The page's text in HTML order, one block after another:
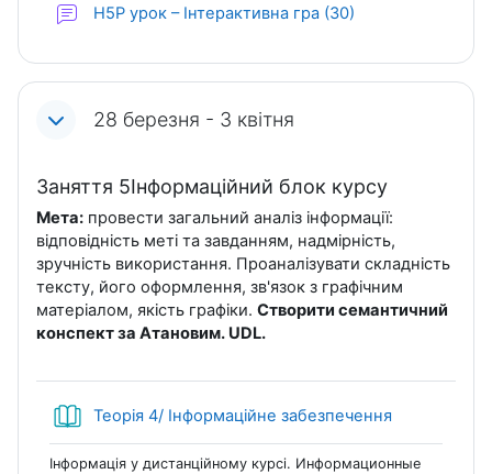
H5P урок – Інтерактивна гра (30)
28 березня - 3 квітня
Заняття 5Інформаційний блок курсу
Мета: провести загальний аналіз інформації:
відповідність меті та завданням, надмірність,
зручність використання. Проаналізувати складність
тексту, його оформлення, зв'язок з графічним
матеріалом, якість графіки. Створити семантичний
конспект за Атановим. UDL.
Теорія 4/ Інформаційне забезпечення
Інформація у дистанційному курсі. Информационные